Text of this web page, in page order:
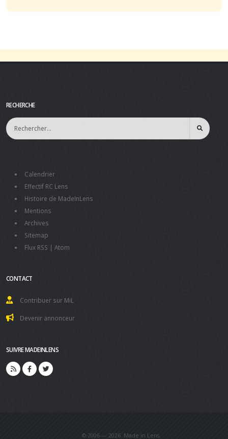
RECHERCHE
Calendrier
Effectif RC Lens
Histoire de MadeInLens
Mentions
Archives
Sitemap
Flux RSS | Atom
CONTACT
Contribuer sur MiL
Devenir annonceur
SUIVRE MADEINLENS
© 2006 — 2026. Made in Lens.